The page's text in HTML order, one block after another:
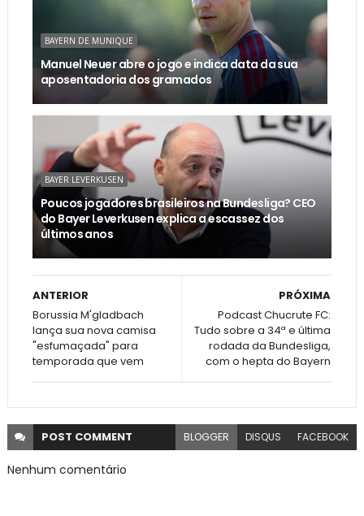
BAYERN DE MUNIQUE
Manuel Neuer abre o jogo e indica data da sua
aposentadoria dos gramados
BAYER LEVERKUSEN
Poucos jogadores brasileiros na Bundesliga? CEO
do Bayer Leverkusen explica a escassez dos
últimos anos
PRÓXIMA
Podcast Chucrute FC:
Tudo sobre a 34ª e última
rodada da Bundesliga,
com o hepta do Bayern
ANTERIOR
Borussia M'gladbach
lança sua nova camisa
"esfumaçada" para
temporada que vem
POST COMMENT BLOGGER DISQUS FACEBOOK
Nenhum comentário